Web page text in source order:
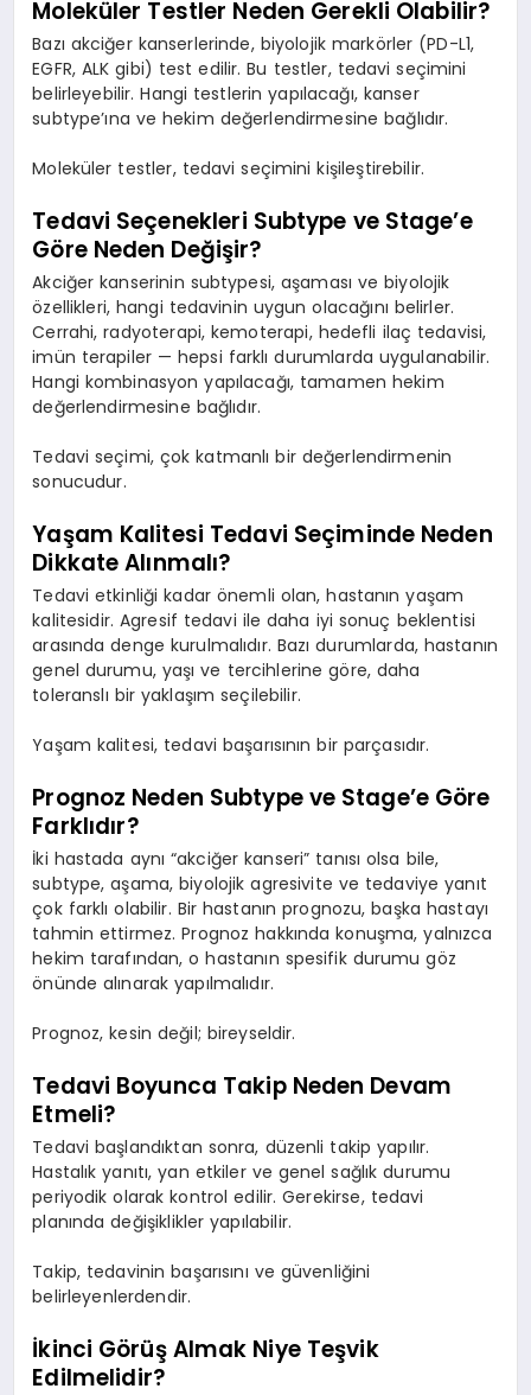
Moleküler Testler Neden Gerekli Olabilir?
Bazı akciğer kanserlerinde, biyolojik markörler (PD-L1,
EGFR, ALK gibi) test edilir. Bu testler, tedavi seçimini
belirleyebilir. Hangi testlerin yapılacağı, kanser
subtype’ına ve hekim değerlendirmesine bağlıdır.
Moleküler testler, tedavi seçimini kişileştirebilir.
Tedavi Seçenekleri Subtype ve Stage’e
Göre Neden Değişir?
Akciğer kanserinin subtypesi, aşaması ve biyolojik
özellikleri, hangi tedavinin uygun olacağını belirler.
Cerrahi, radyoterapi, kemoterapi, hedefli ilaç tedavisi,
imün terapiler — hepsi farklı durumlarda uygulanabilir.
Hangi kombinasyon yapılacağı, tamamen hekim
değerlendirmesine bağlıdır.
Tedavi seçimi, çok katmanlı bir değerlendirmenin
sonucudur.
Yaşam Kalitesi Tedavi Seçiminde Neden
Dikkate Alınmalı?
Tedavi etkinliği kadar önemli olan, hastanın yaşam
kalitesidir. Agresif tedavi ile daha iyi sonuç beklentisi
arasında denge kurulmalıdır. Bazı durumlarda, hastanın
genel durumu, yaşı ve tercihlerine göre, daha
toleranslı bir yaklaşım seçilebilir.
Yaşam kalitesi, tedavi başarısının bir parçasıdır.
Prognoz Neden Subtype ve Stage’e Göre
Farklıdır?
İki hastada aynı “akciğer kanseri” tanısı olsa bile,
subtype, aşama, biyolojik agresivite ve tedaviye yanıt
çok farklı olabilir. Bir hastanın prognozu, başka hastayı
tahmin ettirmez. Prognoz hakkında konuşma, yalnızca
hekim tarafından, o hastanın spesifik durumu göz
önünde alınarak yapılmalıdır.
Prognoz, kesin değil; bireyseldir.
Tedavi Boyunca Takip Neden Devam
Etmeli?
Tedavi başlandıktan sonra, düzenli takip yapılır.
Hastalık yanıtı, yan etkiler ve genel sağlık durumu
periyodik olarak kontrol edilir. Gerekirse, tedavi
planında değişiklikler yapılabilir.
Takip, tedavinin başarısını ve güvenliğini
belirleyenlerdendir.
İkinci Görüş Almak Niye Teşvik
Edilmelidir?